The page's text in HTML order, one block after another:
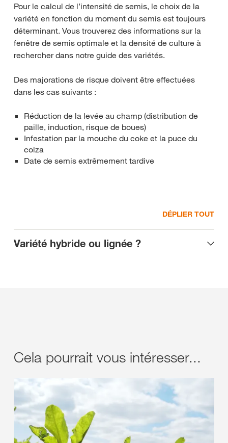
Pour le calcul de l’intensité de semis, le choix de la
variété en fonction du moment du semis est toujours
déterminant. Vous trouverez des informations sur la
fenêtre de semis optimale et la densité de culture à
rechercher dans notre guide des variétés.
Des majorations de risque doivent être effectuées
dans les cas suivants :
Réduction de la levée au champ (distribution de
paille, induction, risque de boues)
Infestation par la mouche du coke et la puce du
colza
Date de semis extrêmement tardive
DÉPLIER TOUT
Variété hybride ou lignée ?
Cela pourrait vous intéresser...